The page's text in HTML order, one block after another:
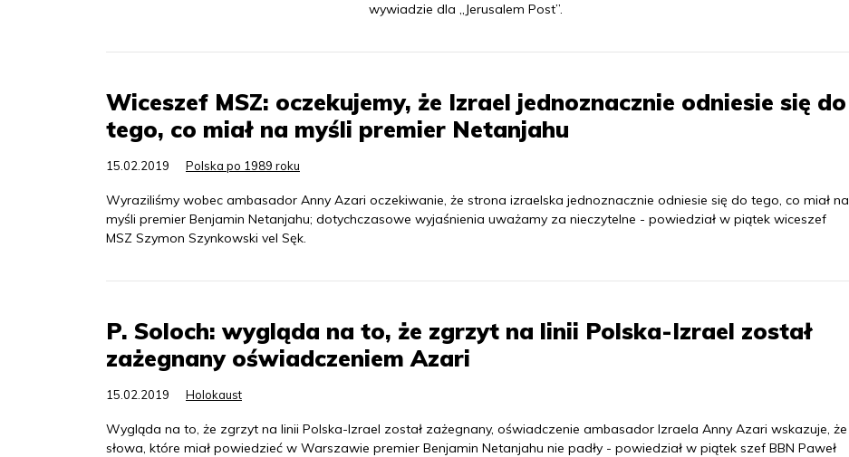
wywiadzie dla „Jerusalem Post”.
Wiceszef MSZ: oczekujemy, że Izrael jednoznacznie odniesie się do
tego, co miał na myśli premier Netanjahu
15.02.2019 Polska po 1989 roku
Wyraziliśmy wobec ambasador Anny Azari oczekiwanie, że strona izraelska jednoznacznie odniesie się do tego, co miał na
myśli premier Benjamin Netanjahu; dotychczasowe wyjaśnienia uważamy za nieczytelne - powiedział w piątek wiceszef
MSZ Szymon Szynkowski vel Sęk.
P. Soloch: wygląda na to, że zgrzyt na linii Polska-Izrael został
zażegnany oświadczeniem Azari
15.02.2019 Holokaust
Wygląda na to, że zgrzyt na linii Polska-Izrael został zażegnany, oświadczenie ambasador Izraela Anny Azari wskazuje, że
słowa, które miał powiedzieć w Warszawie premier Benjamin Netanjahu nie padły - powiedział w piątek szef BBN Paweł